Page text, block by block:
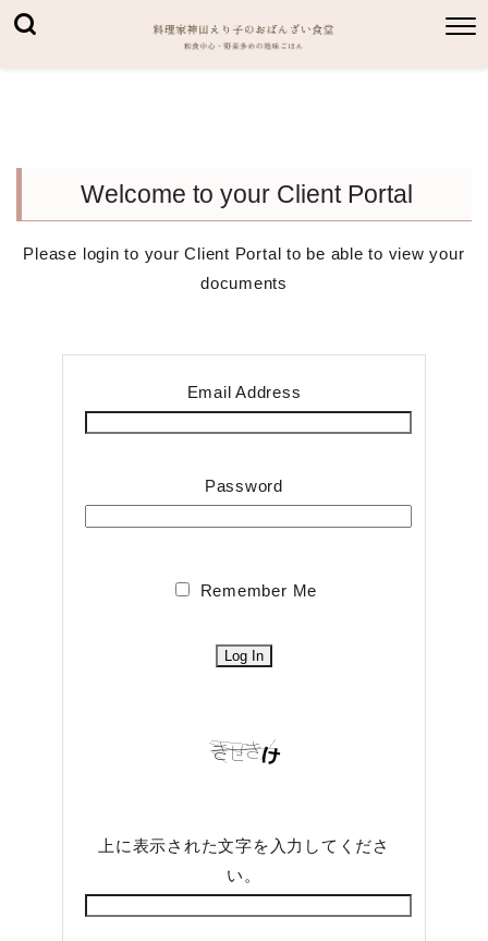
Welcome to your Client Portal
Please login to your Client Portal to be able to view your
documents
Email Address
Password
Remember Me
上に表示された文字を入力してくださ
い。